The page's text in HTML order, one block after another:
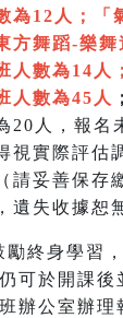
為12人；「
方舞蹈-樂舞
人數為14人
；
人數為45人
；
20人，報名
視實際評估
請妥善保存
遺失收據恕
勵終身學習
可於開課後
辦公室辦理